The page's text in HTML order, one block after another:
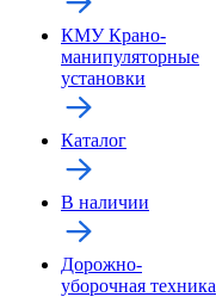
КМУ Крано-
манипуляторные
установки
Каталог
В наличии
Дорожно-
уборочная техника